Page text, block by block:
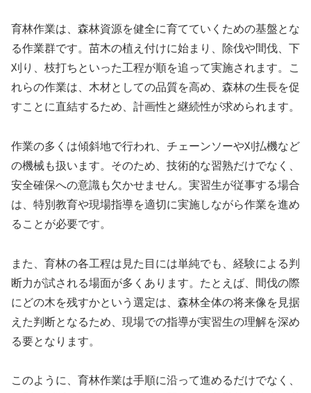
育林作業は、森林資源を健全に育てていくための基盤とな
る作業群です。苗木の植え付けに始まり、除伐や間伐、下
刈り、枝打ちといった工程が順を追って実施されます。こ
れらの作業は、木材としての品質を高め、森林の生長を促
すことに直結するため、計画性と継続性が求められます。
作業の多くは傾斜地で行われ、チェーンソーや刈払機など
の機械も扱います。そのため、技術的な習熟だけでなく、
安全確保への意識も欠かせません。実習生が従事する場合
は、特別教育や現場指導を適切に実施しながら作業を進め
ることが必要です。
また、育林の各工程は見た目には単純でも、経験による判
断力が試される場面が多くあります。たとえば、間伐の際
にどの木を残すかという選定は、森林全体の将来像を見据
えた判断となるため、現場での指導が実習生の理解を深め
る要となります。
このように、育林作業は手順に沿って進めるだけでなく、